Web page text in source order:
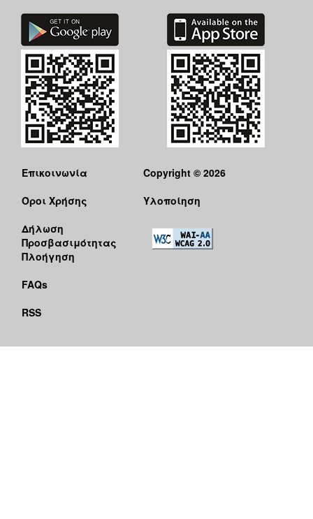
Επικοινωνία
Όροι Χρήσης
Δήλωση
Προσβασιμότητας
Πλοήγηση
FAQs
RSS
Copyright © 2026
Υλοποίηση